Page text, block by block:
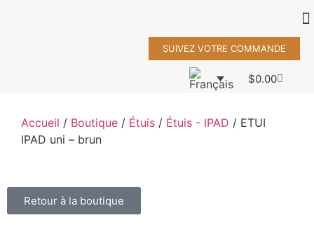
SUIVEZ VOTRE COMMANDE
$0.00
Accueil / Boutique / Étuis / Étuis - IPAD / ETUI
IPAD uni – brun
Retour à la boutique